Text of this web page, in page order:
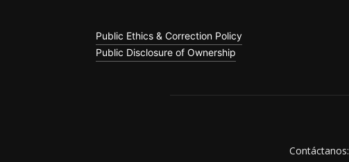
Public Ethics & Correction Policy
Public Disclosure of Ownership
Contáctanos: